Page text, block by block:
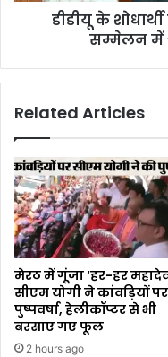
डीडीयू के
सम्मेलन में
Related Articles
मेरठ में गूंजा ‘हर-हर
सीएम योगी ने कांवड़ियों
पुष्पवर्षा, हेलीकॉप्टर से भी
बरसाए गए फूल
2 hours ago